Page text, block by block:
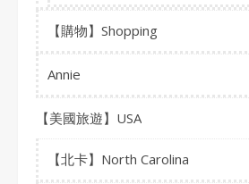
【購物】Shopping
Annie
【美國旅遊】USA
【北卡】North Carolina